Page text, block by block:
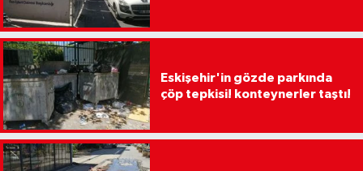
Eskişehir'in gözde parkında
çöp tepkisi! konteynerler taştı!